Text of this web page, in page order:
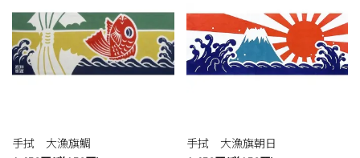
手拭 大漁旗鯛 手拭 大漁旗朝日